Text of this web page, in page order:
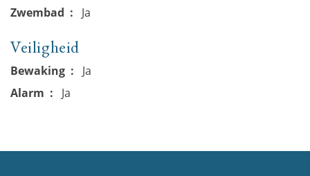
Zwembad Ja
Veiligheid
Bewaking
Ja
Alarm
Ja